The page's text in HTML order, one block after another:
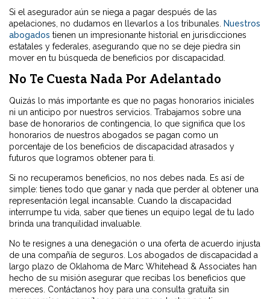
Si el asegurador aún se niega a pagar después de las
apelaciones, no dudamos en llevarlos a los tribunales. Nuestros
abogados tienen un impresionante historial en jurisdicciones
estatales y federales, asegurando que no se deje piedra sin
mover en tu búsqueda de beneficios por discapacidad.
No Te Cuesta Nada Por Adelantado
Quizás lo más importante es que no pagas honorarios iniciales
ni un anticipo por nuestros servicios. Trabajamos sobre una
base de honorarios de contingencia, lo que significa que los
honorarios de nuestros abogados se pagan como un
porcentaje de los beneficios de discapacidad atrasados y
futuros que logramos obtener para ti.
Si no recuperamos beneficios, no nos debes nada. Es así de
simple: tienes todo que ganar y nada que perder al obtener una
representación legal incansable. Cuando la discapacidad
interrumpe tu vida, saber que tienes un equipo legal de tu lado
brinda una tranquilidad invaluable.
No te resignes a una denegación o una oferta de acuerdo injusta
de una compañía de seguros. Los abogados de discapacidad a
largo plazo de Oklahoma de Marc Whitehead & Associates han
hecho de su misión asegurar que recibas los beneficios que
mereces. Contáctanos hoy para una consulta gratuita sin